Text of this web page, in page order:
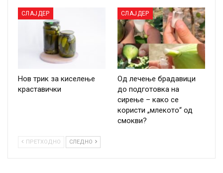
СЛАЈДЕР
Нов трик за киселење
краставички
СЛАЈДЕР
Од лечење брадавици
до подготовка на
сирење – како се
користи „млекото“ од
смокви?
ПРЕТХОДНО СЛЕДНО